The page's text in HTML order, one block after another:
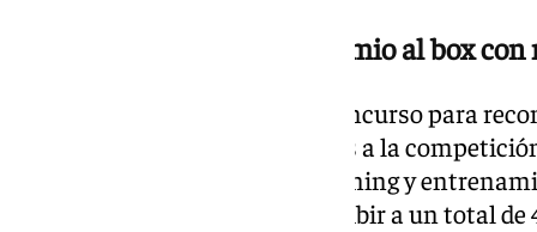
Wolf Revolution gana el premio al box
La organización impulsó un concurso para
mayor número de participantes a la
Revolution, centro de cross training y
Badajoz capital, que logró inscribir a un total